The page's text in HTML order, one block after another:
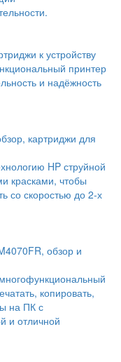
к устройству
принтер
и надёжность
картриджи для
HP струйной
красками, чтобы
со скоростью до 2-х
обзор и
копировать,
на ПК с
и отличной